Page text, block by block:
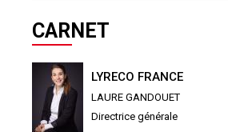
CARNET
LYRECO FRANCE
LAURE GANDOUET
Directrice générale